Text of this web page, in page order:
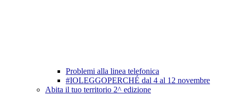
Problemi alla linea telefonica
#IOLEGGOPERCHÉ dal 4 al 12 novembre
Abita il tuo territorio 2^ edizione